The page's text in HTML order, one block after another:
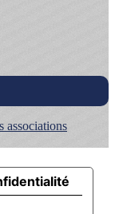
associations